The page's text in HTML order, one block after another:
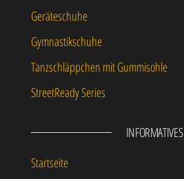
Geräteschuhe
Gymnastikschuhe
Tanzschläppchen mit Gummisohle
StreetReady Series
INFORMATIVES
Startseite